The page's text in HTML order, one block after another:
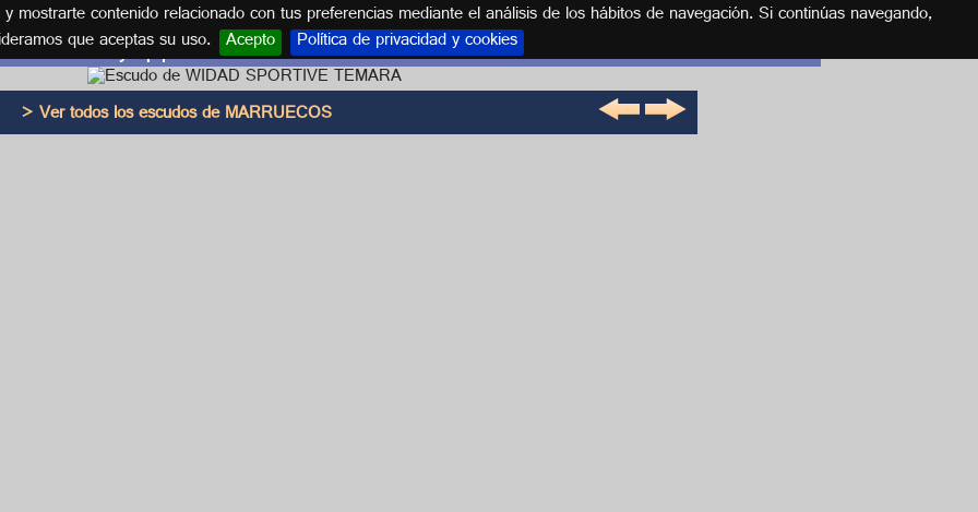
mostrarte contenido relacionado con tus preferencias mediante el análisis de los hábitos de navegación. Si continúas navegando,
que aceptas su uso. Acepto Política de privacidad y cookies
Escudo y equipación WIDAD SPORTIVE TEMARA
> Ver todos los escudos de MARRUECOS